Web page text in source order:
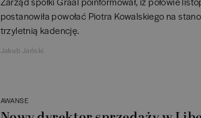
postanowiła powołać Piotra Kowalskiego na
trzyletnią kadencję.
Jakub Jański
AWANSE